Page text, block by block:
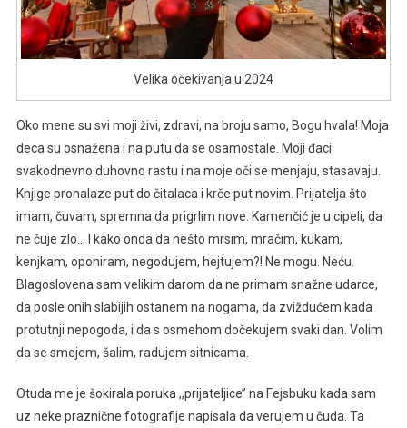
Velika očekivanja u 2024
Oko mene su svi moji živi, zdravi, na broju samo, Bogu hvala! Moja
deca su osnažena i na putu da se osamostale. Moji đaci
svakodnevno duhovno rastu i na moje oči se menjaju, stasavaju.
Knjige pronalaze put do čitalaca i krče put novim. Prijatelja što
imam, čuvam, spremna da prigrlim nove. Kamenčić je u cipeli, da
ne čuje zlo… I kako onda da nešto mrsim, mračim, kukam,
kenjkam, oponiram, negodujem, hejtujem?! Ne mogu. Neću.
Blagoslovena sam velikim darom da ne primam snažne udarce,
da posle onih slabijih ostanem na nogama, da zviždućem kada
protutnji nepogoda, i da s osmehom dočekujem svaki dan. Volim
da se smejem, šalim, radujem sitnicama.
Otuda me je šokirala poruka ,,prijateljice’’ na Fejsbuku kada sam
uz neke praznične fotografije napisala da verujem u čuda. Ta